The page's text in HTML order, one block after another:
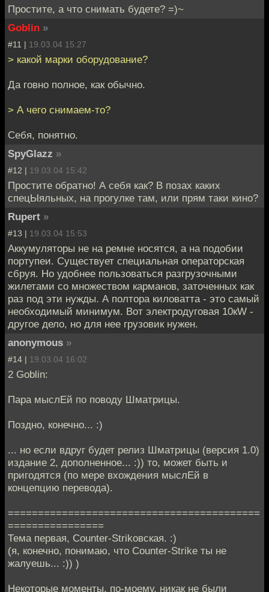
Простите, а что снимать будете? =)~
Goblin »
#11 | 19.03.04 15:27
> какой марки оборудование?
Да говно полное, как обычно.
> А чего снимаем-то?
Себя, понятно.
SpyGlazz »
#12 | 19.03.04 15:42
Простите обратно! А себя как? В позах каких
спецЫяльных, на прогулке там, или прям таки кино?
Rupert »
#13 | 19.03.04 15:53
Аккумуляторы не на ремне носятся, а на подобии
портупеи. Существует специальная операторская
сбруя. Но удобнее пользоваться разгрузочными
жилетами со множеством карманов, заточенных как
раз под эти нужды. А полтора киловатта - это самый
необходимый минимум. Вот электродуговая 10кW -
другое дело, но для нее грузовик нужен.
anonymous »
#14 | 19.03.04 16:02
2 Goblin:
Пара мыслЕй по поводу Шматрицы.
Поздно, конечно... :)
... но если вдруг будет релиз Шматрицы (версия 1.0)
издание 2, дополненное... :)) то, может быть и
пригодятся (по мере вхождения мыслЕй в
концепцию перевода).
==========================================
================
Тема первая, Counter-Strikовская. :)
(я, конечно, понимаю, что Counter-Strike ты не
жалуешь... :)) )
Некоторые моменты, по-моему, никак не были